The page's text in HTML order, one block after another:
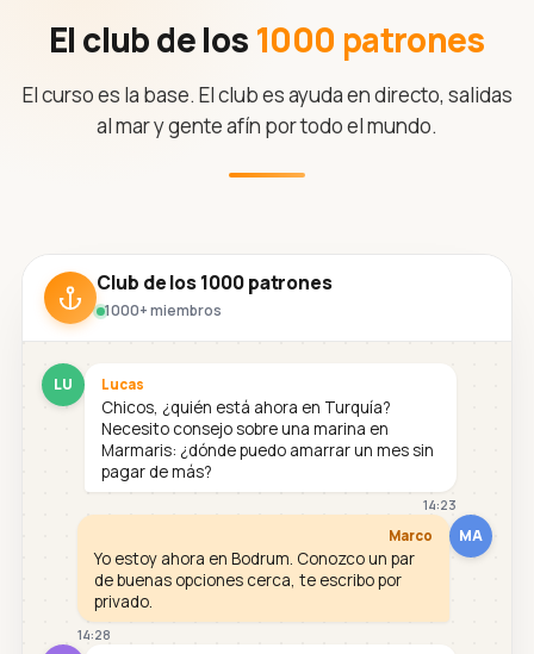
El club de los 1000 patrones
El curso es la base. El club es ayuda en directo, salidas
al mar y gente afín por todo el mundo.
Club de los 1000 patrones
1000+ miembros
LU Lucas
Chicos, ¿quién está ahora en Turquía?
Necesito consejo sobre una marina en
Marmaris: ¿dónde puedo amarrar un mes sin
pagar de más?
14:23
MA
Marco
Yo estoy ahora en Bodrum. Conozco un par
de buenas opciones cerca, te escribo por
privado.
14:28